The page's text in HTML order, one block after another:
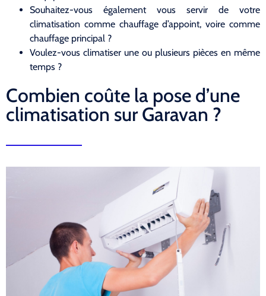
Souhaitez-vous également vous servir de votre
climatisation comme chauffage d’appoint, voire comme
chauffage principal ?
Voulez-vous climatiser une ou plusieurs pièces en même
temps ?
Combien coûte la pose d’une
climatisation sur Garavan ?